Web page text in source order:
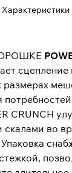
Характеристики
сцепление
размерах
CRUNCH
скалами во